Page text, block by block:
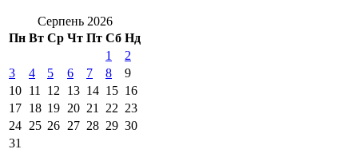
Серпень 2026
Пн Вт Ср Чт Пт Сб Нд
1
2
3
4 5 6 7 8
9
10 11 12 13 14 15 16
17 18 19 20 21 22 23
24 25 26 27 28 29 30
31